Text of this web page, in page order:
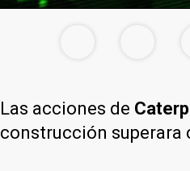
Las acciones de
construcción superara